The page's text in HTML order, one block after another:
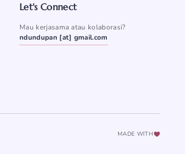
Let's Connect
Mau kerjasama atau kolaborasi?
ndundupan [at] gmail.com
MADE WITH